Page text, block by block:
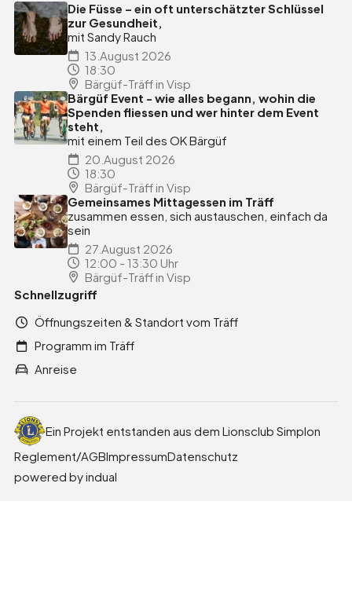
Die Füsse – ein oft unterschätzter Schlüssel
zur Gesundheit,
mit Sandy Rauch
13.August 2026
18:30
Bärgüf-Träff in Visp
Bärgüf Event - wie alles begann, wohin die
Spenden fliessen und wer hinter dem Event
steht,
mit einem Teil des OK Bärgüf
20.August 2026
18:30
Bärgüf-Träff in Visp
Gemeinsames Mittagessen im Träff
zusammen essen, sich austauschen, einfach da
sein
27.August 2026
12:00 - 13:30 Uhr
Bärgüf-Träff in Visp
Schnellzugriff
Öffnungszeiten & Standort vom Träff
Programm im Träff
Anreise
Ein Projekt entstanden aus dem Lionsclub Simplon
Reglement/AGBImpressumDatenschutz
powered by indual